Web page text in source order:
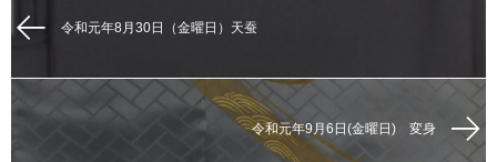
令和元年8月30日（金曜日）天蚕
令和元年9月6日(金曜日) 変身